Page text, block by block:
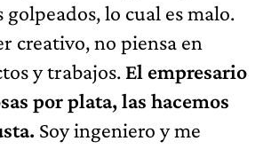
golpeados, lo cual es malo.
creativo, no piensa en
y trabajos. El empresario
por plata, las hacemos
Soy ingeniero y me